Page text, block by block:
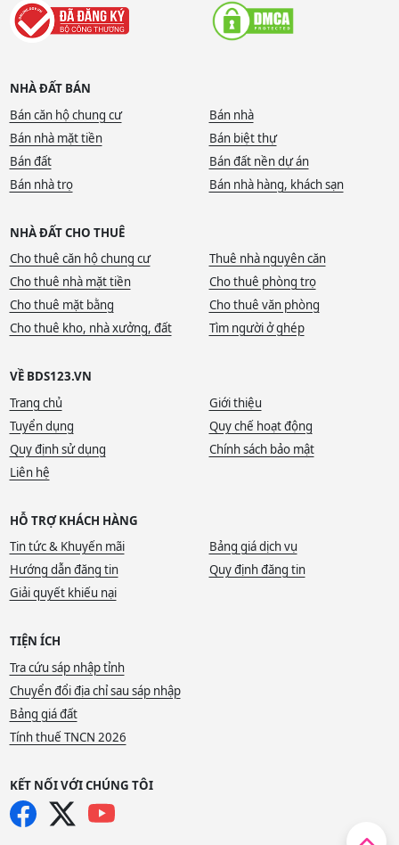
NHÀ ĐẤT BÁN
Bán căn hộ chung cư
Bán nhà
Bán nhà mặt tiền
Bán biệt thự
Bán đất
Bán đất nền dự án
Bán nhà trọ
Bán nhà hàng, khách sạn
NHÀ ĐẤT CHO THUÊ
Cho thuê căn hộ chung cư
Thuê nhà nguyên căn
Cho thuê nhà mặt tiền
Cho thuê phòng trọ
Cho thuê mặt bằng
Cho thuê văn phòng
Cho thuê kho, nhà xưởng, đất
Tìm người ở ghép
VỀ BDS123.VN
Trang chủ
Giới thiệu
Tuyển dụng
Quy chế hoạt động
Quy định sử dụng
Chính sách bảo mật
Liên hệ
HỖ TRỢ KHÁCH HÀNG
Tin tức & Khuyến mãi
Bảng giá dịch vụ
Hướng dẫn đăng tin
Quy định đăng tin
Giải quyết khiếu nại
TIỆN ÍCH
Tra cứu sáp nhập tỉnh
Chuyển đổi địa chỉ sau sáp nhập
Bảng giá đất
Tính thuế TNCN 2026
KẾT NỐI VỚI CHÚNG TÔI